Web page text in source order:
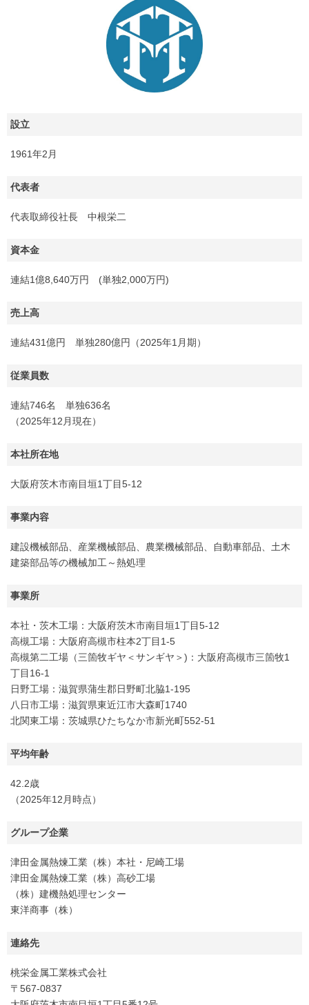
設立
1961年2月
代表者
代表取締役社長 中根栄二
資本金
連結1億8,640万円 (単独2,000万円)
売上高
連結431億円 単独280億円（2025年1月期）
従業員数
連結746名 単独636名
（2025年12月現在）
本社所在地
大阪府茨木市南目垣1丁目5-12
事業内容
建設機械部品、産業機械部品、農業機械部品、自動車部品、土木
建築部品等の機械加工～熱処理
事業所
本社・茨木工場：大阪府茨木市南目垣1丁目5-12
高槻工場：大阪府高槻市柱本2丁目1-5
高槻第二工場（三箇牧ギヤ＜サンギヤ＞)：大阪府高槻市三箇牧1
丁目16-1
日野工場：滋賀県蒲生郡日野町北脇1-195
八日市工場：滋賀県東近江市大森町1740
北関東工場：茨城県ひたちなか市新光町552-51
平均年齢
42.2歳
（2025年12月時点）
グループ企業
津田金属熱煉工業（株）本社・尼崎工場
津田金属熱煉工業（株）高砂工場
（株）建機熱処理センター
東洋商事（株）
連絡先
桃栄金属工業株式会社
〒567-0837